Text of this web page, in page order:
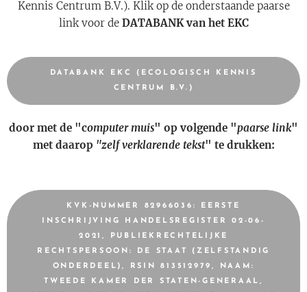
Kennis Centrum B.V.). Klik op de onderstaande paarse
link voor de DATABANK van het EKC
DATABANK EKC (ECOLOGISCH KENNIS
CENTRUM B.V.)
door met de "computer muis" op volgende "paarse link"
met daarop "zelf verklarende tekst" te drukken:
KVK-NUMMER 82966036: EERSTE
INSCHRIJVING HANDELSREGISTER 02-06-
2021, PUBLIEKRECHTELIJKE
RECHTSPERSOON: DE STAAT (ZELFSTANDIG
ONDERDEEL), RSIN 813512979, NAAM:
TWEEDE KAMER DER STATEN-GENERAAL,